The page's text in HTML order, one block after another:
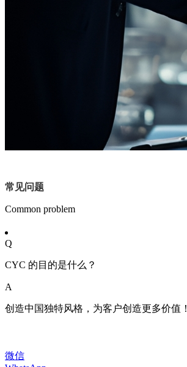
常见问题
Common problem
Q
CYC 的目的是什么？
A
创造中国独特风格，为客户创造更多价值！
微信